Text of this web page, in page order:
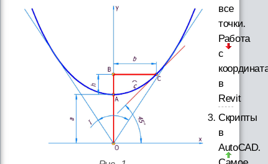
все
точки.
Работа
с
в
Revit
Скрипты
в
AutoCAD.